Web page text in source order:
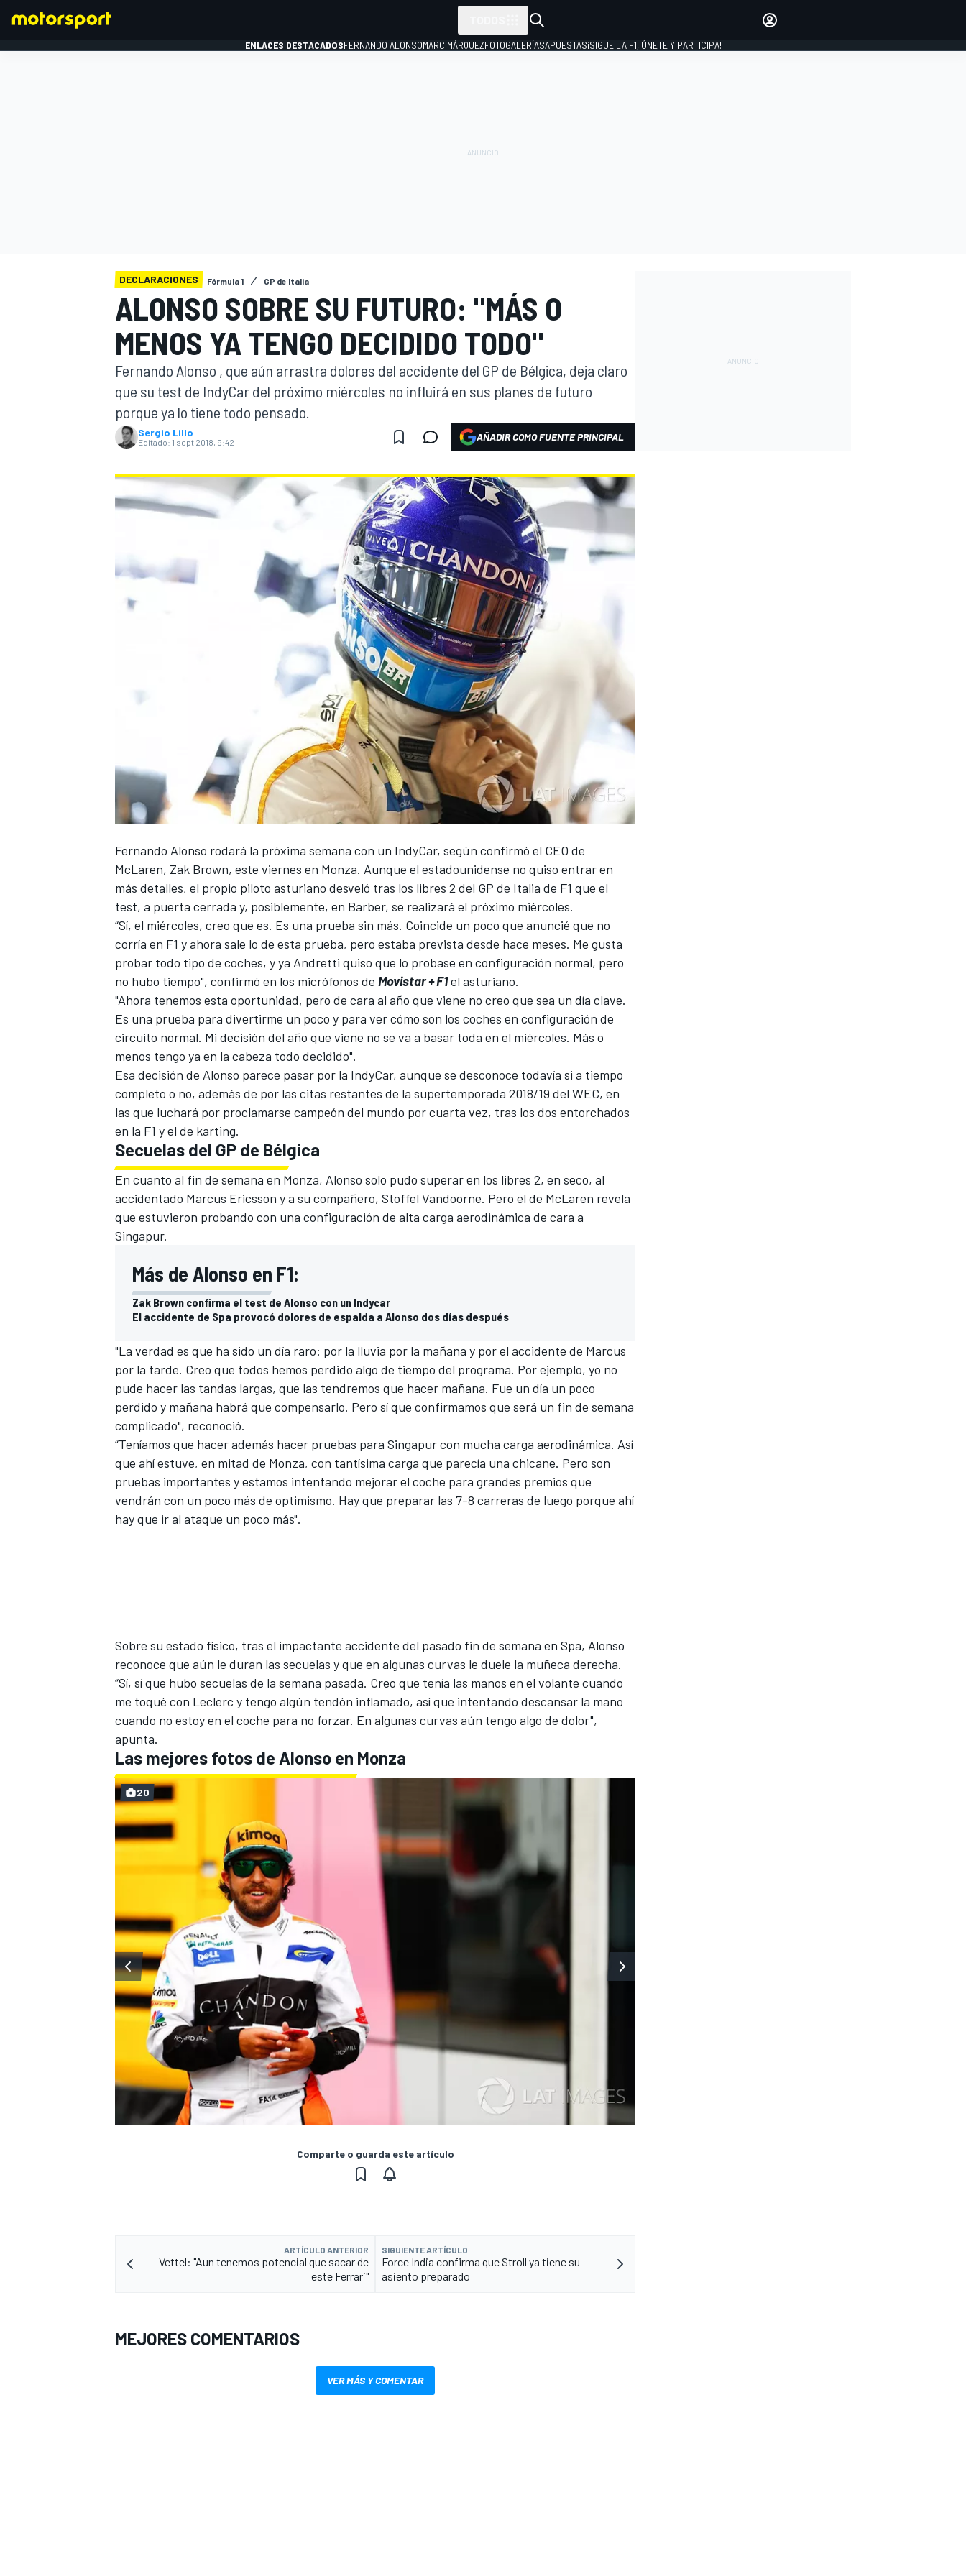
WEC FÓRMULA E
MÁS CATEGORÍAS
ENLACES DESTACADOSFERNANDO ALONSOMARC MÁRQUEZFOTOGALERÍASAPUESTAS¡SIGUE LA F1, ÚNETE Y PARTICIPA!
DECLARACIONES Fórmula 1 GP de Italia
ALONSO SOBRE SU FUTURO: "MÁS O
MENOS YA TENGO DECIDIDO TODO"
Fernando Alonso , que aún arrastra dolores del accidente del GP de Bélgica, deja claro
que su test de IndyCar del próximo miércoles no influirá en sus planes de futuro
porque ya lo tiene todo pensado.
Sergio Lillo
Editado: 1 sept 2018, 9:42 AÑADIR COMO FUENTE PRINCIPAL
Fernando Alonso rodará la próxima semana con un IndyCar, según confirmó el CEO de
McLaren, Zak Brown, este viernes en Monza. Aunque el estadounidense no quiso entrar en
más detalles, el propio piloto asturiano desveló tras los libres 2 del GP de Italia de F1 que el
test, a puerta cerrada y, posiblemente, en Barber, se realizará el próximo miércoles.
“Sí, el miércoles, creo que es. Es una prueba sin más. Coincide un poco que anuncié que no
corría en F1 y ahora sale lo de esta prueba, pero estaba prevista desde hace meses. Me gusta
probar todo tipo de coches, y ya Andretti quiso que lo probase en configuración normal, pero
no hubo tiempo", confirmó en los micrófonos de Movistar + F1el asturiano.
"Ahora tenemos esta oportunidad, pero de cara al año que viene no creo que sea un día clave.
Es una prueba para divertirme un poco y para ver cómo son los coches en configuración de
circuito normal. Mi decisión del año que viene no se va a basar toda en el miércoles. Más o
menos tengo ya en la cabeza todo decidido".
Esa decisión de Alonso parece pasar por la IndyCar, aunque se desconoce todavía si a tiempo
completo o no, además de por las citas restantes de la supertemporada 2018/19 del WEC, en
las que luchará por proclamarse campeón del mundo por cuarta vez, tras los dos entorchados
en la F1 y el de karting.
Secuelas del GP de Bélgica
En cuanto al fin de semana en Monza, Alonso solo pudo superar en los libres 2, en seco, al
accidentado Marcus Ericsson y a su compañero, Stoffel Vandoorne. Pero el de McLaren revela
que estuvieron probando con una configuración de alta carga aerodinámica de cara a
Singapur.
Más de Alonso en F1:
Zak Brown confirma el test de Alonso con un Indycar
El accidente de Spa provocó dolores de espalda a Alonso dos días después
"La verdad es que ha sido un día raro: por la lluvia por la mañana y porel accidente de Marcus
por la tarde. Creo que todos hemos perdido algo de tiempo del programa. Por ejemplo, yo no
pude hacer las tandas largas, que las tendremos que hacer mañana. Fue un día un poco
perdido y mañana habrá que compensarlo. Pero sí que confirmamos que será un fin de semana
complicado", reconoció.
“Teníamos que hacer además hacer pruebas para Singapur con mucha carga aerodinámica. Así
que ahí estuve, en mitad de Monza, con tantísima carga que parecía una chicane. Pero son
pruebas importantes y estamos intentando mejorar el coche para grandes premios que
vendrán con un poco más de optimismo. Hay que preparar las 7-8 carreras de luego porque ahí
hay que ir al ataque un poco más".
Sobre su estado físico, tras el impactante accidente del pasado fin de semana en Spa, Alonso
reconoce que aún le duran las secuelas y que en algunas curvas le duele la muñeca derecha.
“Sí, sí que hubo secuelas de la semana pasada. Creo que tenía las manos en el volante cuando
me toqué con Leclerc y tengo algún tendón inflamado, así que intentando descansar la mano
cuando no estoy en el coche para no forzar. En algunas curvas aún tengo algo de dolor",
apunta.
Las mejores fotos de Alonso en Monza
20
Comparte o guarda este artículo
ARTÍCULO ANTERIOR
Vettel: "Aun tenemos potencial que sacar de
este Ferrari"
SIGUIENTE ARTÍCULO
Force India confirma que Stroll ya tiene su
asiento preparado
MEJORES COMENTARIOS
VER MÁS Y COMENTAR